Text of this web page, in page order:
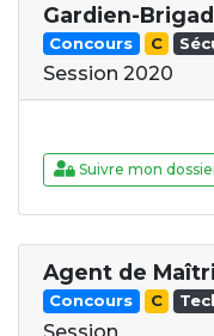
Gardien-
Concours C
Session 2020
Suivre mon
Agent de
Concours C